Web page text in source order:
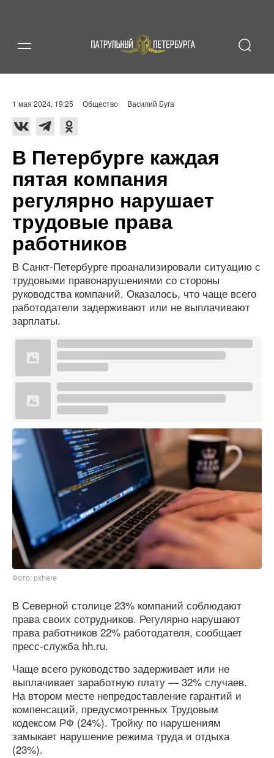
1 мая 2024, 19:25 Общество Василий Буга
В Петербурге каждая
пятая компания
регулярно нарушает
трудовые права
работников
В Санкт-Петербурге проанализировали ситуацию с
трудовыми правонарушениями со стороны
руководства компаний. Оказалось, что чаще всего
работодатели задерживают или не выплачивают
зарплаты.
Фото: pxhere
В Северной столице 23% компаний соблюдают
права своих сотрудников. Регулярно нарушают
права работников 22% работодателя, сообщает
пресс-служба hh.ru.
Чаще всего руководство задерживает или не
выплачивает заработную плату — 32% случаев.
На втором месте непредоставление гарантий и
компенсаций, предусмотренных Трудовым
кодексом РФ (24%). Тройку по нарушениям
замыкает нарушение режима труда и отдыха
(23%).